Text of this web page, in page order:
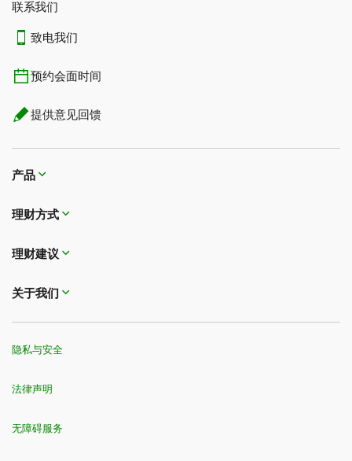
联系我们​​​​​​​
致电我们
预约会面时间
提供意见回馈
产品
理财方式
理财建议
关于我们
隐私与安全
法律声明
无障碍服务